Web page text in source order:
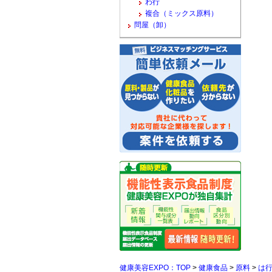
わ行
複合（ミックス原料）
問屋（卸）
健康美容EXPO：TOP > 健康食品 > 原料 > は行